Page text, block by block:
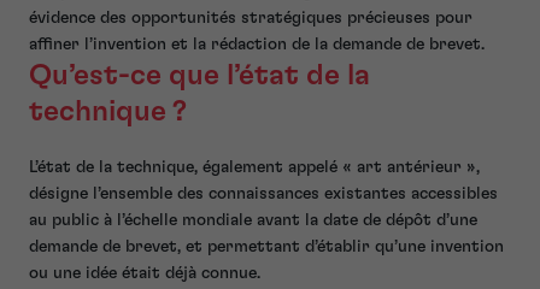
évidence des opportunités stratégiques précieuses pour
affiner l’invention et la rédaction de la demande de brevet.
Qu’est-ce que l’état de la
technique ?
L’état de la technique, également appelé « art antérieur »,
désigne l’ensemble des connaissances existantes accessibles
au public à l’échelle mondiale avant la date de dépôt d’une
demande de brevet, et permettant d’établir qu’une invention
ou une idée était déjà connue.